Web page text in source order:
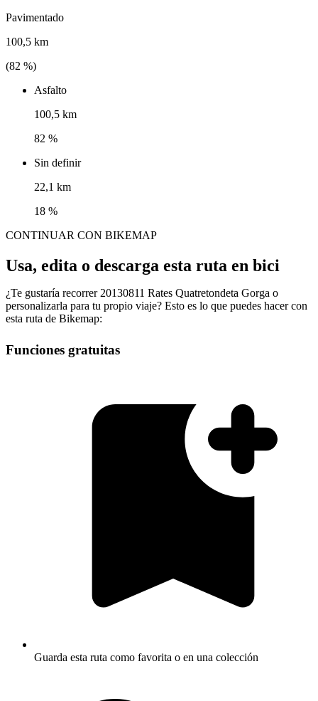
Pavimentado
100,5 km
(82 %)
Asfalto
100,5 km
82 %
Sin definir
22,1 km
18 %
CONTINUAR CON BIKEMAP
Usa, edita o descarga esta ruta en bici
¿Te gustaría recorrer 20130811 Rates Quatretondeta Gorga o
personalizarla para tu propio viaje? Esto es lo que puedes hacer con
esta ruta de Bikemap:
Funciones gratuitas
Guarda esta ruta como favorita o en una colección